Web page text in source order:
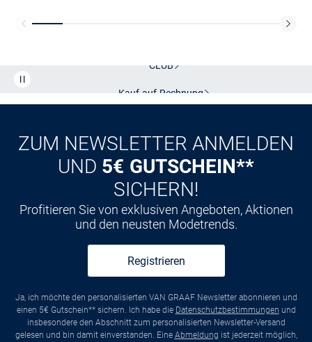
CLUB
Kauf auf Rechnung
ZUM NEWSLETTER ANMELDEN
UND 5€ GUTSCHEIN**
SICHERN!
Profitieren Sie von exklusiven Angeboten, Aktionen
und den neusten Modetrends.
Registrieren
Ja, ich möchte den personalisierten VAN GRAAF Newsletter abonnieren und
einen 5€ Gutschein** sichern. Ich habe die Datenschutzbestimmungen und
insbesondere den Abschnitt zum personalisierten Newsletter-Versand
gelesen und bin damit einverstanden. Eine Abmeldung ist jederzeit möglich,